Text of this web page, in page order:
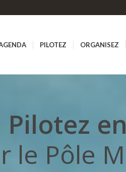
PILOTEZ ORGANISEZ
Pilotez
le Pôle